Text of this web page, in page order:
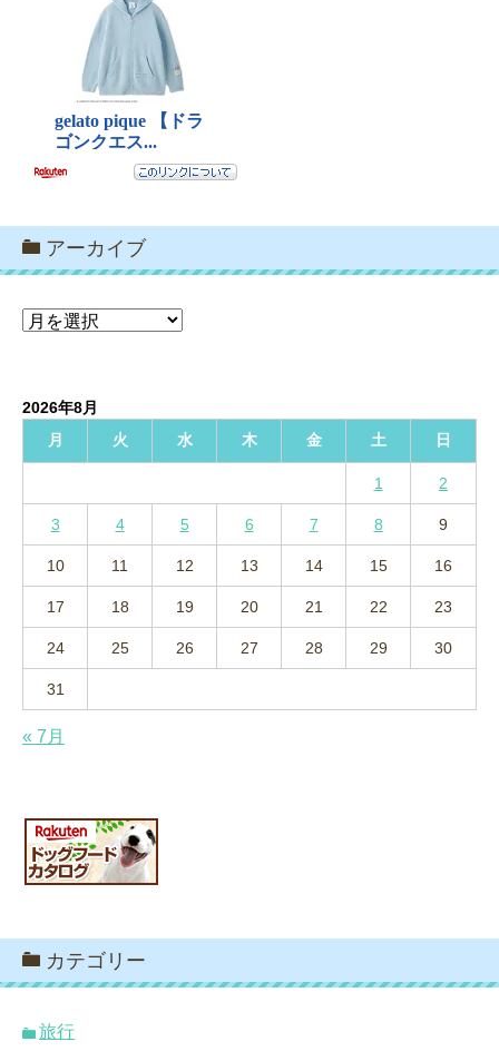
アーカイブ
ア
ブ
2026年8月
月
火 水 木 金 土 日
1 2
3 4 5 6 7 8 9
10 11 12 13 14 15 16
17 18 19 20 21 22 23
24 25 26 27 28 29 30
31
« 7月
カテゴリー
旅行